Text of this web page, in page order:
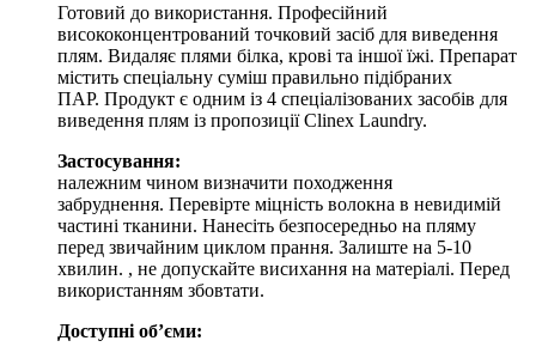
Готовий до використання. Професійний
висококонцентрований точковий засіб для виведення
плям. Видаляє плями білка, крові та іншої їжі. Препарат
містить спеціальну суміш правильно підібраних
ПАР. Продукт є одним із 4 спеціалізованих засобів для
виведення плям із пропозиції Clinex Laundry.
Застосування:
належним чином визначити походження
забруднення. Перевірте міцність волокна в невидимій
частині тканини. Нанесіть безпосередньо на пляму
перед звичайним циклом прання. Залиште на 5-10
хвилин. , не допускайте висихання на матеріалі. Перед
використанням збовтати.
Доступні обʼєми: